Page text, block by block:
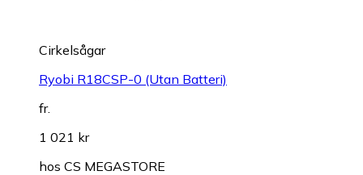
Cirkelsågar
Ryobi R18CSP-0 (Utan Batteri)
fr.
1 021 kr
hos CS MEGASTORE